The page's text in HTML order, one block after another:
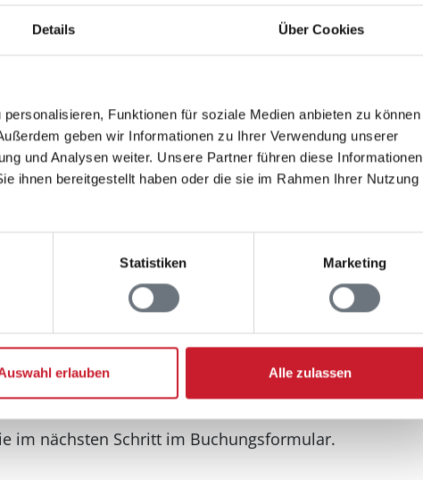
Details Über Cookies
Funktionen für soziale Medien anbieten zu können
geben wir Informationen zu Ihrer Verwendung unserer
und Analysen weiter. Unsere Partner führen diese Informationen
ihnen bereitgestellt haben oder die sie im Rahmen Ihrer Nutzung
Statistiken Marketing
erlauben Alle zulassen
Aussenbereich
Gartenmöbel
im nächsten Schritt im Buchungsformular.